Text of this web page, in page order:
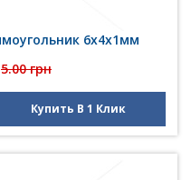
6х4х1мм
5.00 грн
Купить В 1 Клик